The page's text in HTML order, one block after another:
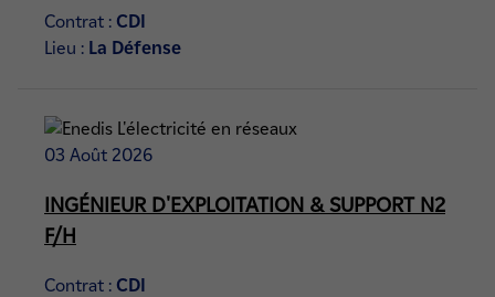
Contrat : CDI
Lieu : La Défense
03 Août 2026
INGÉNIEUR D'EXPLOITATION & SUPPORT N2
F/H
Contrat : CDI